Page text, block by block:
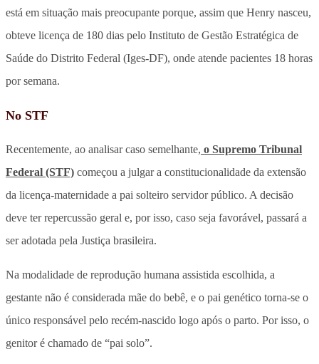
está em situação mais preocupante porque, assim que Henry nasceu,
obteve licença de 180 dias pelo Instituto de Gestão Estratégica de
Saúde do Distrito Federal (Iges-DF), onde atende pacientes 18 horas
por semana.
No STF
Recentemente, ao analisar caso semelhante, o Supremo Tribunal
Federal (STF) começou a julgar a constitucionalidade da extensão
da licença-maternidade a pai solteiro servidor público. A decisão
deve ter repercussão geral e, por isso, caso seja favorável, passará a
ser adotada pela Justiça brasileira.
Na modalidade de reprodução humana assistida escolhida, a
gestante não é considerada mãe do bebê, e o pai genético torna-se o
único responsável pelo recém-nascido logo após o parto. Por isso, o
genitor é chamado de “pai solo”.